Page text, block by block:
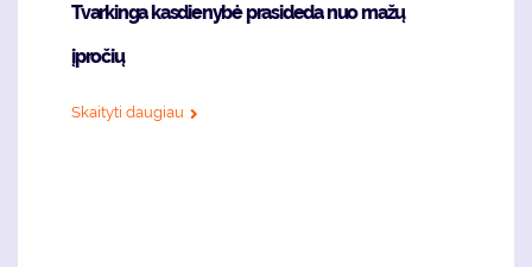
Tvarkinga kasdienybė prasideda nuo mažų
įpročių
Skaityti daugiau